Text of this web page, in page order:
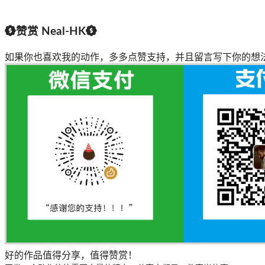
赞赏 Neal-HK
如果你也喜欢我的动作，多多点赞支持，并且留言写下你的想
好的作品值得分享，值得赞赏！